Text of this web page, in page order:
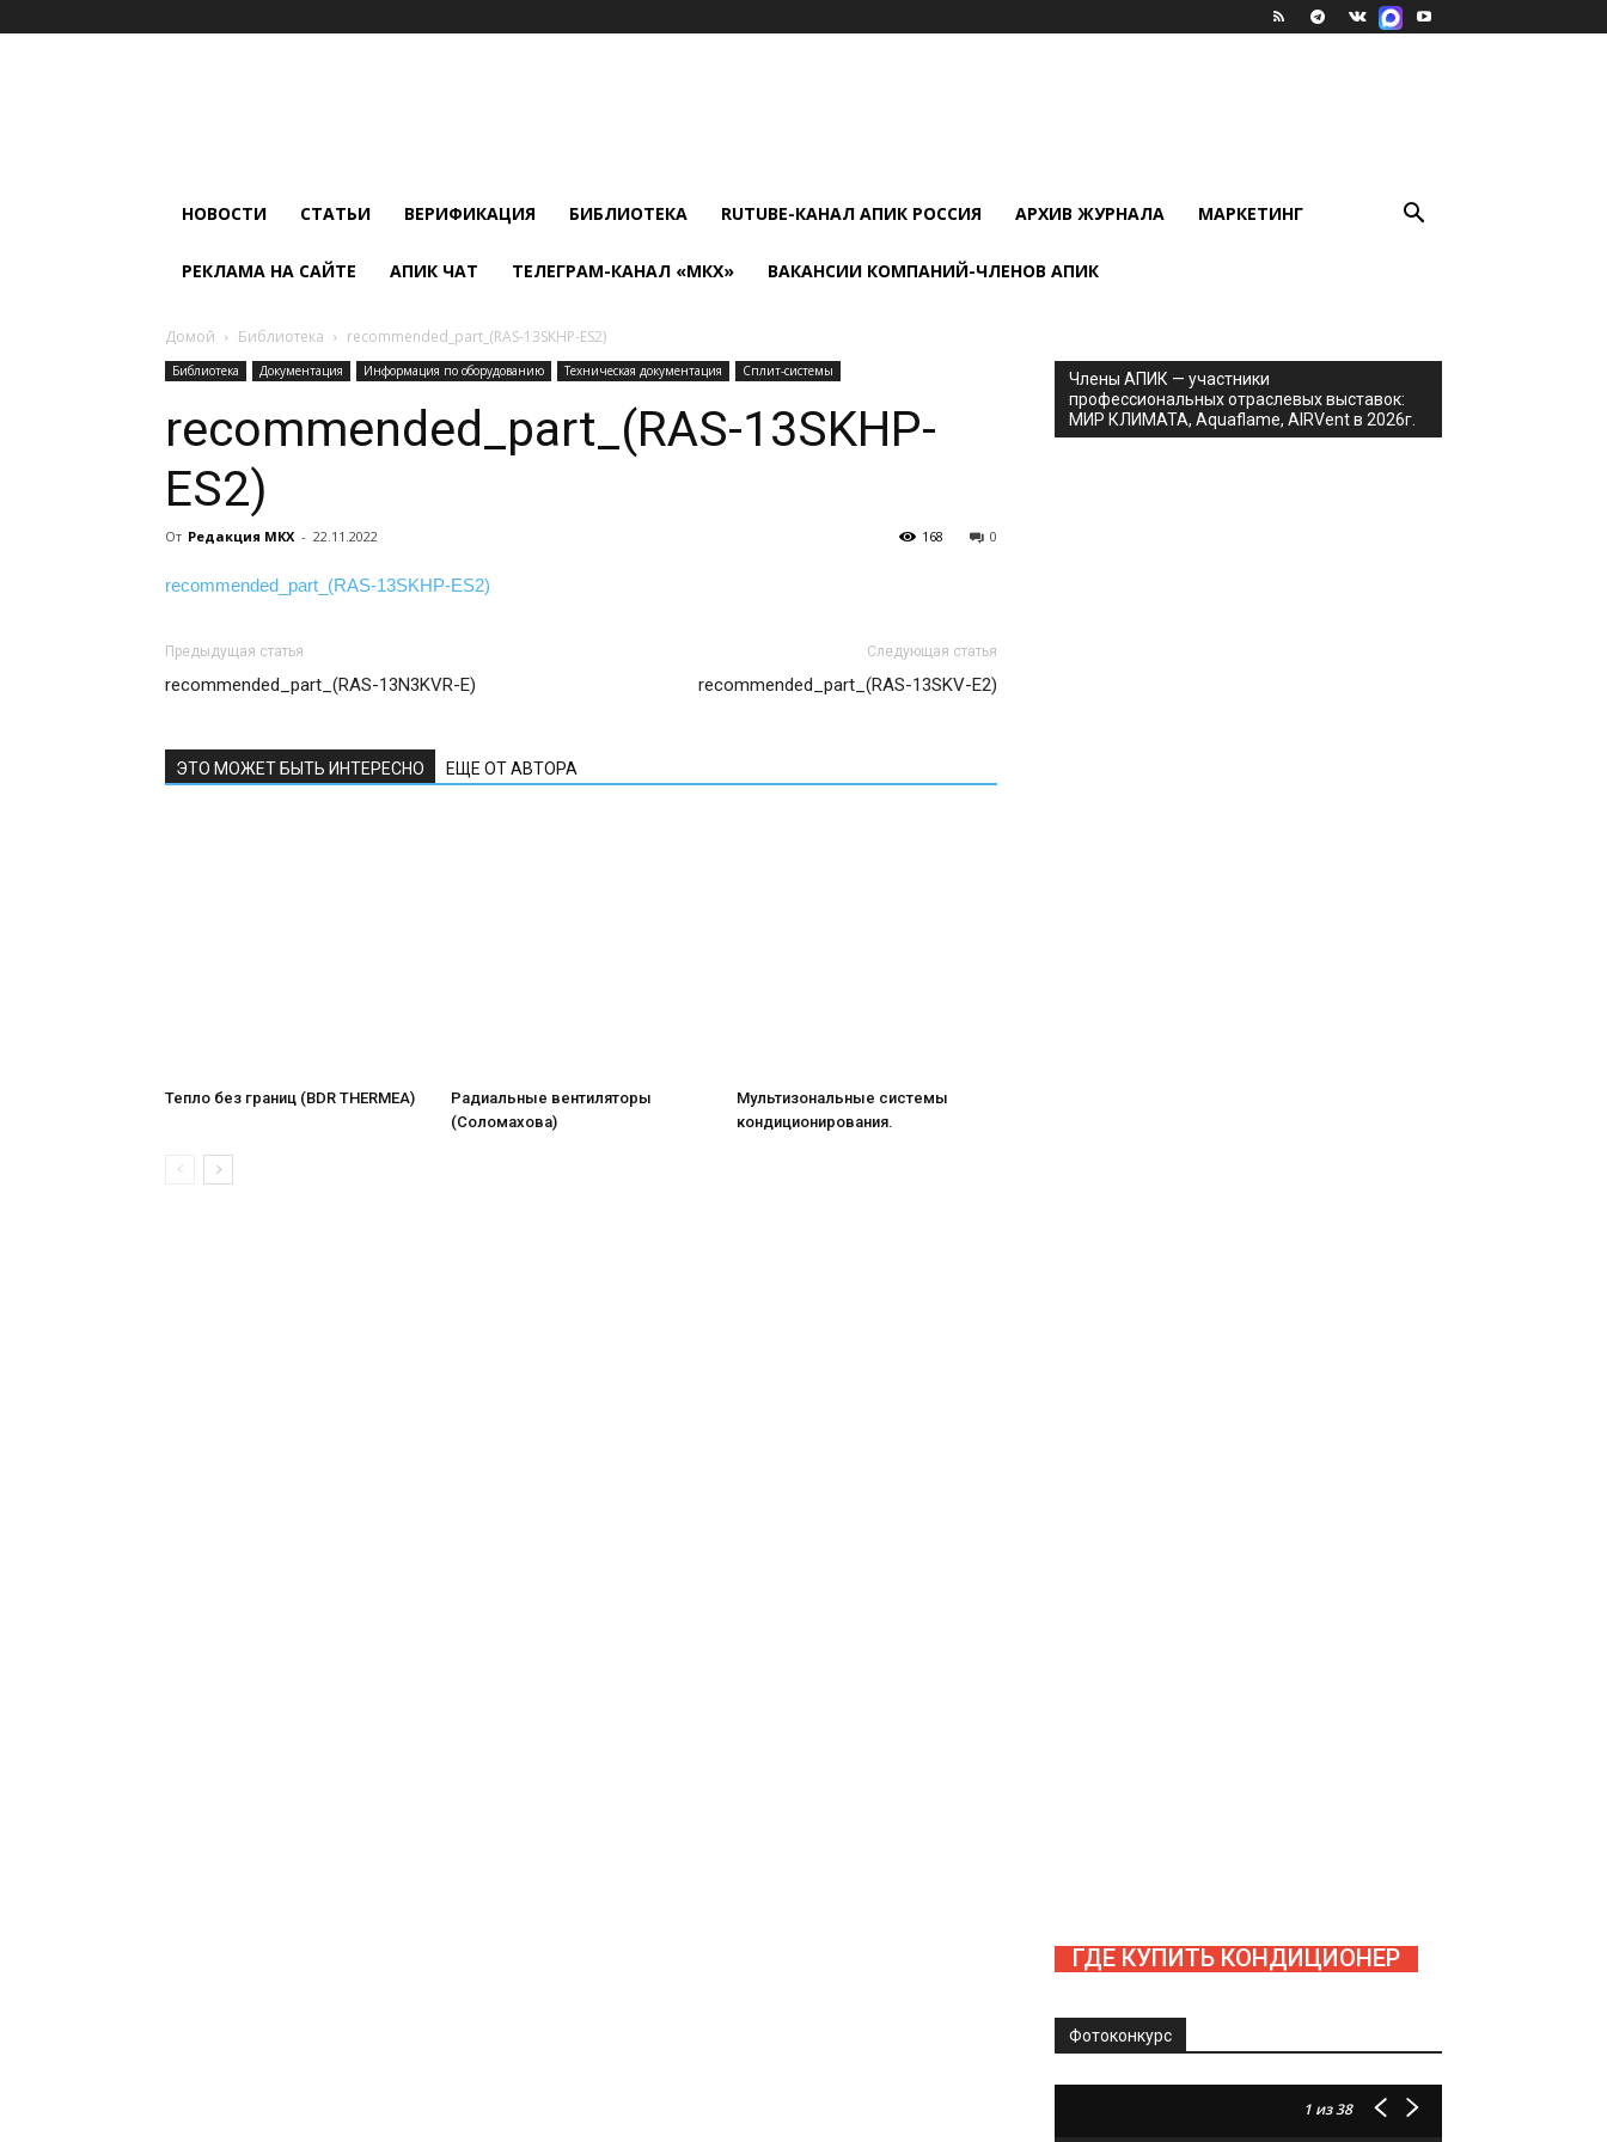
НОВОСТИ СТАТЬИ ВЕРИФИКАЦИЯ БИБЛИОТЕКА RUTUBE-КАНАЛ АПИК РОССИЯ АРХИВ ЖУРНАЛА МАРКЕТИНГ
РЕКЛАМА НА САЙТЕ АПИК ЧАТ ТЕЛЕГРАМ-КАНАЛ «МКХ» ВАКАНСИИ КОМПАНИЙ-ЧЛЕНОВ АПИК
Домой Библиотека recommended_part_(RAS-13SKHP-ES2)
Библиотека Документация Информация по оборудованию Техническая документация Сплит-системы
recommended_part_(RAS-13SKHP-
ES2)
От Редакция МКХ - 22.11.2022 0
168
recommended_part_(RAS-13SKHP-ES2)
Предыдущая статья
recommended_part_(RAS-13N3KVR-E)
Следующая статья
recommended_part_(RAS-13SKV-E2)
ЭТО МОЖЕТ БЫТЬ ИНТЕРЕСНО ЕЩЕ ОТ АВТОРА
Тепло без границ (BDR THERMEA)
Радиальные вентиляторы
(Соломахова)
Мультизональные системы
кондиционирования.
Члены АПИК — участники
профессиональных отраслевых выставок:
МИР КЛИМАТА, Aquaflame, AIRVent в 2026г.
ГДЕ КУПИТЬ КОНДИЦИОНЕР
Фотоконкурс
1 из 38